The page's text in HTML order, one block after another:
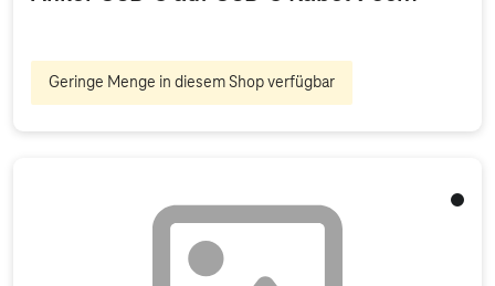
Geringe Menge in diesem Shop verfügbar